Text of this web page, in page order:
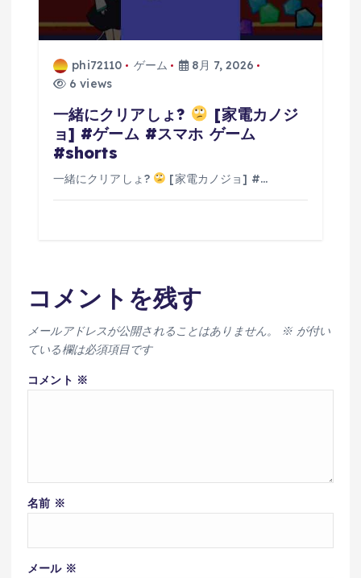
phi72110 ゲーム
8月 7, 2026
6 views
一緒にクリアしょ?
[家電カノジ
ョ] #ゲーム #スマホ ゲーム
#shorts
一緒にクリアしょ? [家電カノジョ] #…
コメントを残す
メールアドレスが公開されることはありません。 ※が付い
ている欄は必須項目です
コメント ※
名前 ※
メール ※